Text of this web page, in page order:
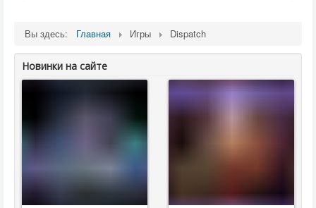
Вы здесь: Главная Игры Dispatch
Новинки на сайте